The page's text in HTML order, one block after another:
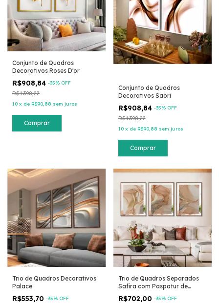
Conjunto de Quadros
Decorativos Roses D'or
R$908,84 -35% OFF
R$1.398,22
10 x de R$90,88 sem juros
Comprar
Conjunto de Quadros
Decorativos Saori
R$908,84 -35% OFF
R$1.398,22
10 x de R$90,88 sem juros
Comprar
Trio de Quadros Decorativos
Palace
R$553,70 -35% OFF
Trio de Quadros Separados
Safira com Paspatur de
Espelho
R$702,00 -35% OFF